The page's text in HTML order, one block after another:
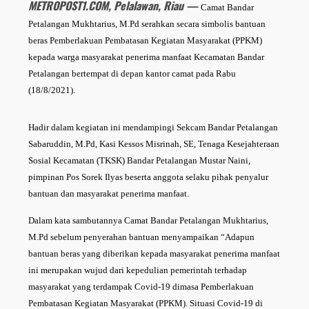
METROPOST1.COM, Pelalawan, Riau — Camat Bandar
Petalangan Mukhtarius, M.Pd serahkan secara simbolis bantuan
beras Pemberlakuan Pembatasan Kegiatan Masyarakat (PPKM)
kepada warga masyarakat penerima manfaat Kecamatan Bandar
Petalangan bertempat di depan kantor camat pada Rabu
(18/8/2021).
Hadir dalam kegiatan ini mendampingi Sekcam Bandar Petalangan
Sabaruddin, M.Pd, Kasi Kessos Misrinah, SE, Tenaga Kesejahteraan
Sosial Kecamatan (TKSK) Bandar Petalangan Mustar Naini,
pimpinan Pos Sorek Ilyas beserta anggota selaku pihak penyalur
bantuan dan masyarakat penerima manfaat.
Dalam kata sambutannya Camat Bandar Petalangan Mukhtarius,
M.Pd sebelum penyerahan bantuan menyampaikan “Adapun
bantuan beras yang diberikan kepada masyarakat penerima manfaat
ini merupakan wujud dari kepedulian pemerintah terhadap
masyarakat yang terdampak Covid-19 dimasa Pemberlakuan
Pembatasan Kegiatan Masyarakat (PPKM). Situasi Covid-19 di